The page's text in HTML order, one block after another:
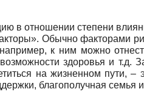
в отношении степени
Обычно факторами
к ним можно
здоровья и т.д.
на жизненном пути, –
благополучная семья